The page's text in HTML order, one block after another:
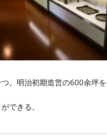
。明治初期造営の600余坪
できる。